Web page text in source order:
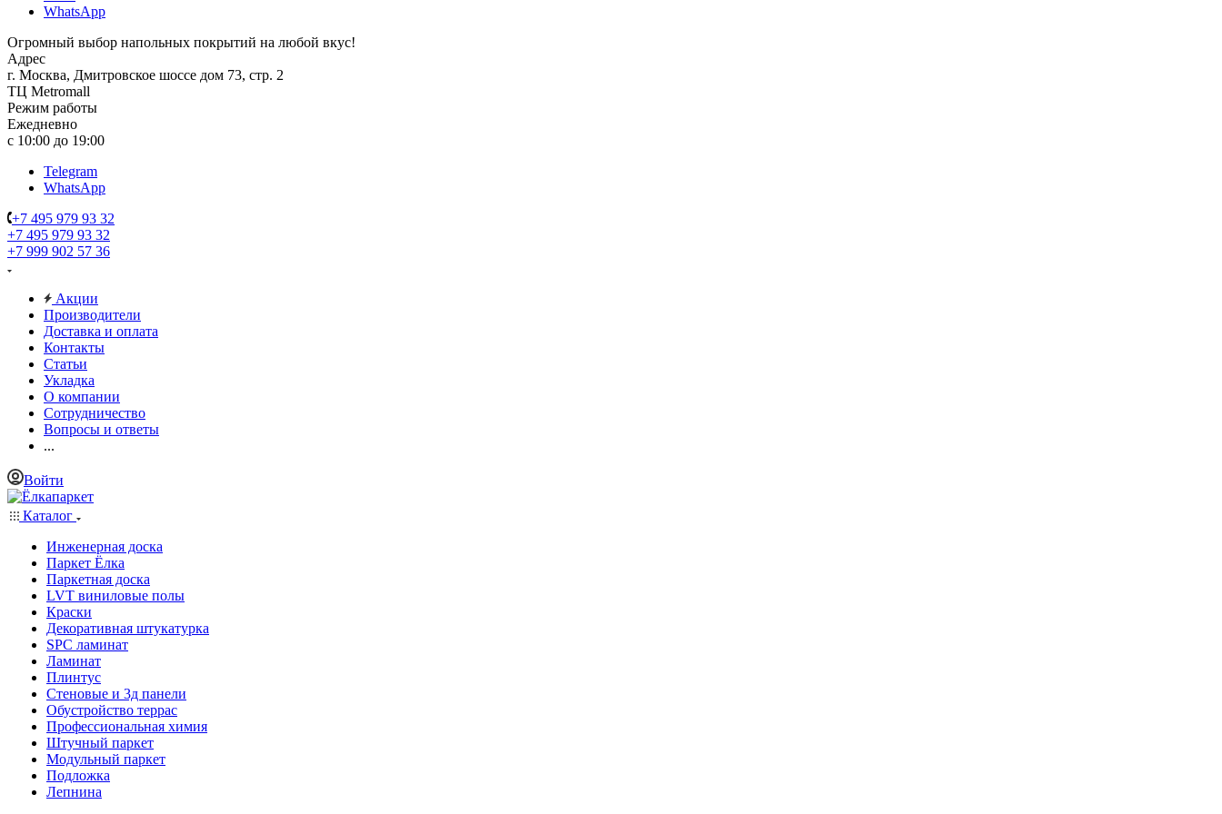
WhatsApp
Огромный выбор напольных покрытий на любой вкус!
Адрес
г. Москва, Дмитровское шоссе дом 73, стр. 2
ТЦ Metromall
Режим работы
Ежедневно
с 10:00 до 19:00
Telegram
WhatsApp
+7 495 979 93 32
+7 495 979 93 32
+7 999 902 57 36
Акции
Производители
Доставка и оплата
Контакты
Статьи
Укладка
О компании
Сотрудничество
Вопросы и ответы
...
Войти
Каталог
Инженерная доска
Паркет Ёлка
Паркетная доска
LVT виниловые полы
Краски
Декоративная штукатурка
SPC ламинат
Ламинат
Плинтус
Стеновые и 3д панели
Обустройство террас
Профессиональная химия
Штучный паркет
Модульный паркет
Подложка
Лепнина